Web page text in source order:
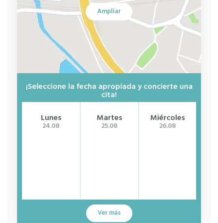
Ampliar
¡Seleccione la fecha apropiada y concierte una
cita!
Lunes
24.08
Martes
25.08
Miércoles
26.08
Ver más